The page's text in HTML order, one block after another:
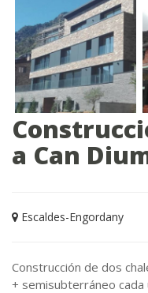
a Can
Escaldes-Engordany
Construcción de dos
+ semisubterráneo cada